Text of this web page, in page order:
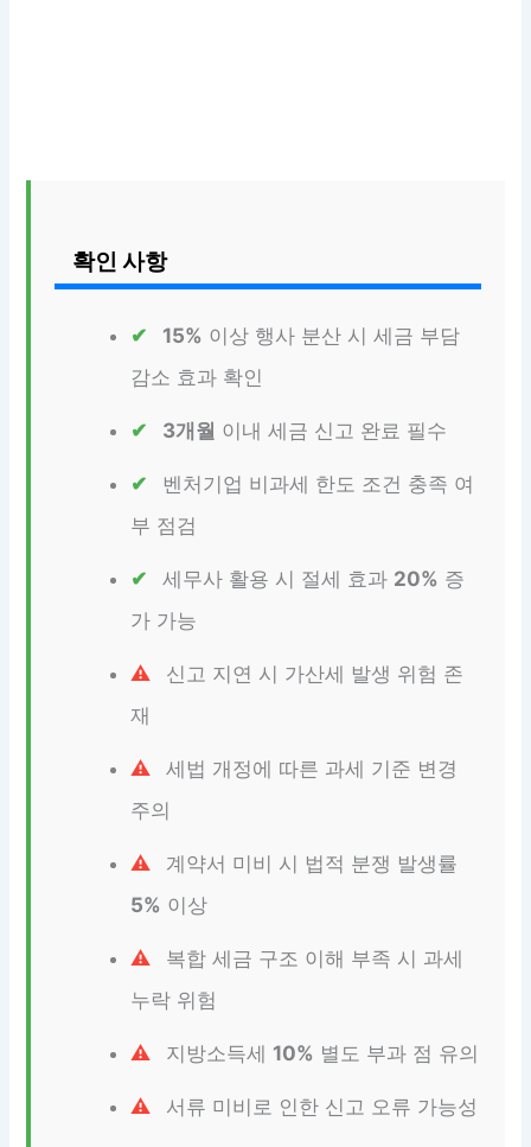
확인 사항
15% 이상 행사 분산 시 세금 부담
감소 효과 확인
3개월 이내 세금 신고 완료 필수
벤처기업 비과세 한도 조건 충족 여
부 점검
세무사 활용 시 절세 효과 20% 증
가 가능
신고 지연 시 가산세 발생 위험 존
재
세법 개정에 따른 과세 기준 변경
주의
계약서 미비 시 법적 분쟁 발생률
5% 이상
복합 세금 구조 이해 부족 시 과세
누락 위험
지방소득세 10% 별도 부과 점 유의
서류 미비로 인한 신고 오류 가능성